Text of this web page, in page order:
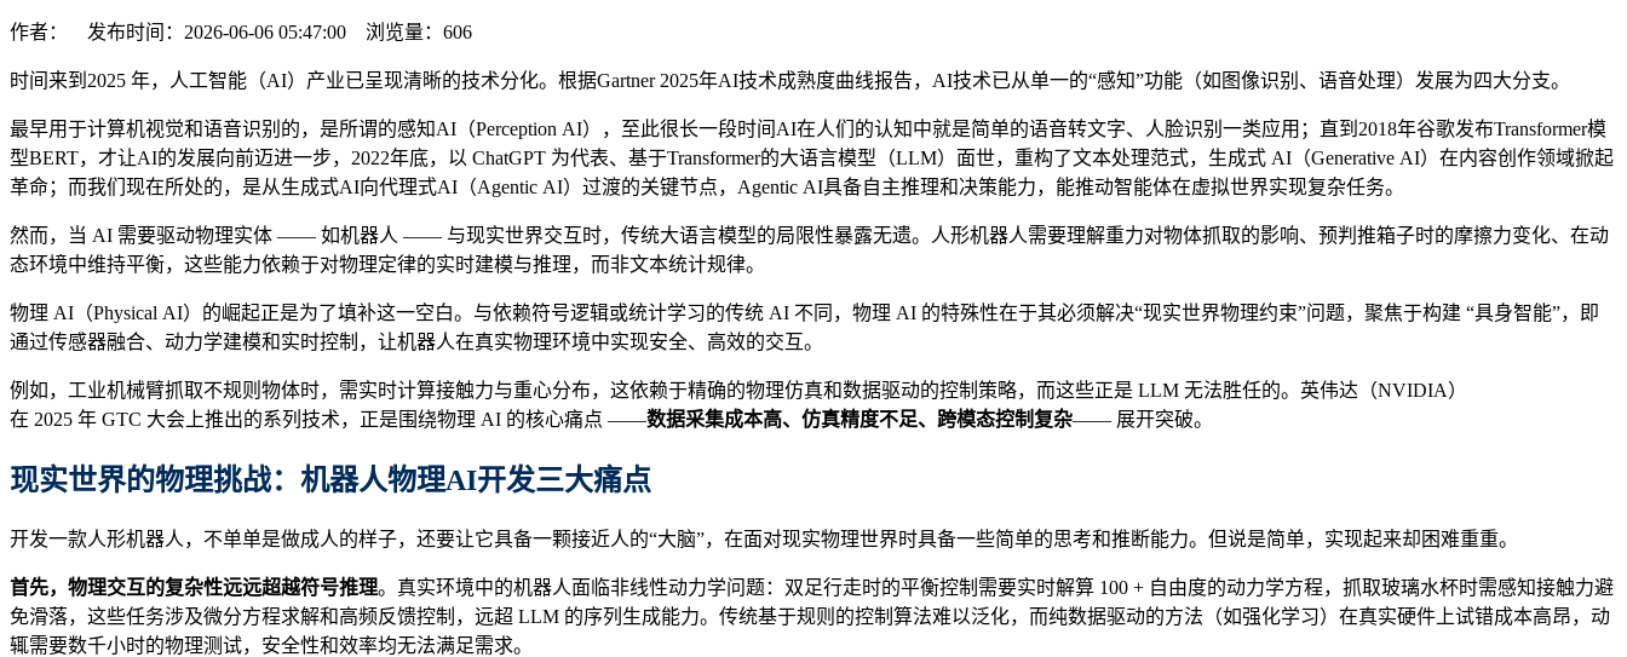
作者： 发布时间：2026-06-06 05:47:00 浏览量： 606
时间来到2025 年，人工智能（AI）产业已呈现清晰的技术分化。根据Gartner 2025年AI技术成熟度曲线报告，AI技术已从单一的“感知”功能（如图像识别、语音处理）发展为四大分支。
最早用于计算机视觉和语音识别的，是所谓的感知AI（Perception AI），至此很长一段时间AI在人们的认知中就是简单的语音转文字、人脸识别一类应用；直到2018年谷歌发布Transformer模
型BERT，才让AI的发展向前迈进一步，2022年底，以 ChatGPT 为代表、基于Transformer的大语言模型（LLM）面世，重构了文本处理范式，生成式 AI（Generative AI）在内容创作领域掀起
革命；而我们现在所处的，是从生成式AI向代理式AI（Agentic AI）过渡的关键节点，Agentic AI具备自主推理和决策能力，能推动智能体在虚拟世界实现复杂任务。
然而，当 AI 需要驱动物理实体 —— 如机器人 —— 与现实世界交互时，传统大语言模型的局限性暴露无遗。人形机器人需要理解重力对物体抓取的影响、预判推箱子时的摩擦力变化、在动
态环境中维持平衡，这些能力依赖于对物理定律的实时建模与推理，而非文本统计规律。
物理 AI（Physical AI）的崛起正是为了填补这一空白。与依赖符号逻辑或统计学习的传统 AI 不同，物理 AI 的特殊性在于其必须解决“现实世界物理约束”问题，聚焦于构建 “具身智能”，即
通过传感器融合、动力学建模和实时控制，让机器人在真实物理环境中实现安全、高效的交互。
例如，工业机械臂抓取不规则物体时，需实时计算接触力与重心分布，这依赖于精确的物理仿真和数据驱动的控制策略，而这些正是 LLM 无法胜任的。英伟达（NVIDIA）
在 2025 年 GTC 大会上推出的系列技术，正是围绕物理 AI 的核心痛点 ——数据采集成本高、仿真精度不足、跨模态控制复杂—— 展开突破。
现实世界的物理挑战：机器人物理AI开发三大痛点
开发一款人形机器人，不单单是做成人的样子，还要让它具备一颗接近人的“大脑”，在面对现实物理世界时具备一些简单的思考和推断能力。但说是简单，实现起来却困难重重。
首先， 物理交互的复杂性远远超越符号推理。真实环境中的机器人面临非线性动力学问题：双足行走时的平衡控制需要实时解算 100 + 自由度的动力学方程，抓取玻璃水杯时需感知接触力避
免滑落，这些任务涉及微分方程求解和高频反馈控制，远超 LLM 的序列生成能力。传统基于规则的控制算法难以泛化，而纯数据驱动的方法（如强化学习）在真实硬件上试错成本高昂，动
辄需要数千小时的物理测试，安全性和效率均无法满足需求。